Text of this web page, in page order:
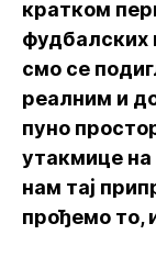
кратком
фудбалских
смо се
реалним и
пуно
утакмице на
нам тај
прођемо то,